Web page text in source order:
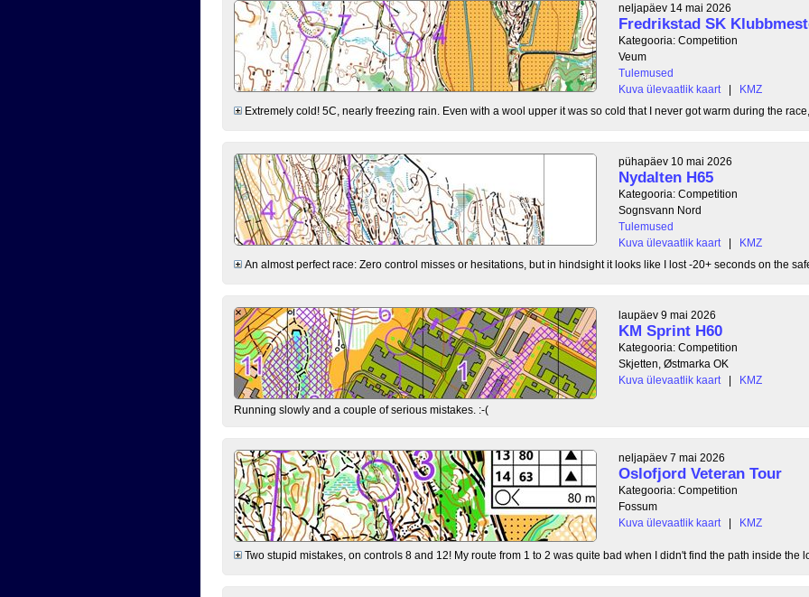
neljapäev 14 mai 2026
Fredrikstad SK
Kategooria: Competition
Veum
Tulemused
Kuva ülevaatlik kaart
|
KMZ
Extremely cold! 5C, nearly freezing rain. Even with a wool upper it was so cold that I never got warm during the race,
pühapäev 10 mai 2026
Nydalten H65
Kategooria: Competition
Sognsvann Nord
Tulemused
Kuva ülevaatlik kaart
|
KMZ
An almost perfect race: Zero control misses or hesitations, but in hindsight it looks like I lost -20+ seconds on the safe
laupäev 9 mai 2026
KM Sprint H60
Kategooria: Competition
Skjetten, Østmarka OK
Kuva ülevaatlik kaart
| KMZ
Running slowly and a couple of serious mistakes. :-(
neljapäev 7 mai 2026
Oslofjord Veteran Tour
Kategooria: Competition
Fossum
Kuva ülevaatlik kaart
| KMZ
Two stupid mistakes, on controls 8 and 12! My route from 1 to 2 was quite bad when I didn't find the path inside the